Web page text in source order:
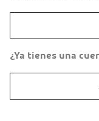
¿Ya tienes una